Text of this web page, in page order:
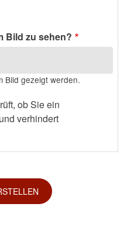
Bild zu sehen?
Bild gezeigt werden.
ob Sie ein
verhindert